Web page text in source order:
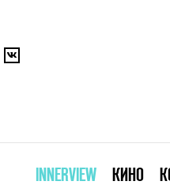
INNERVIEW КИНО